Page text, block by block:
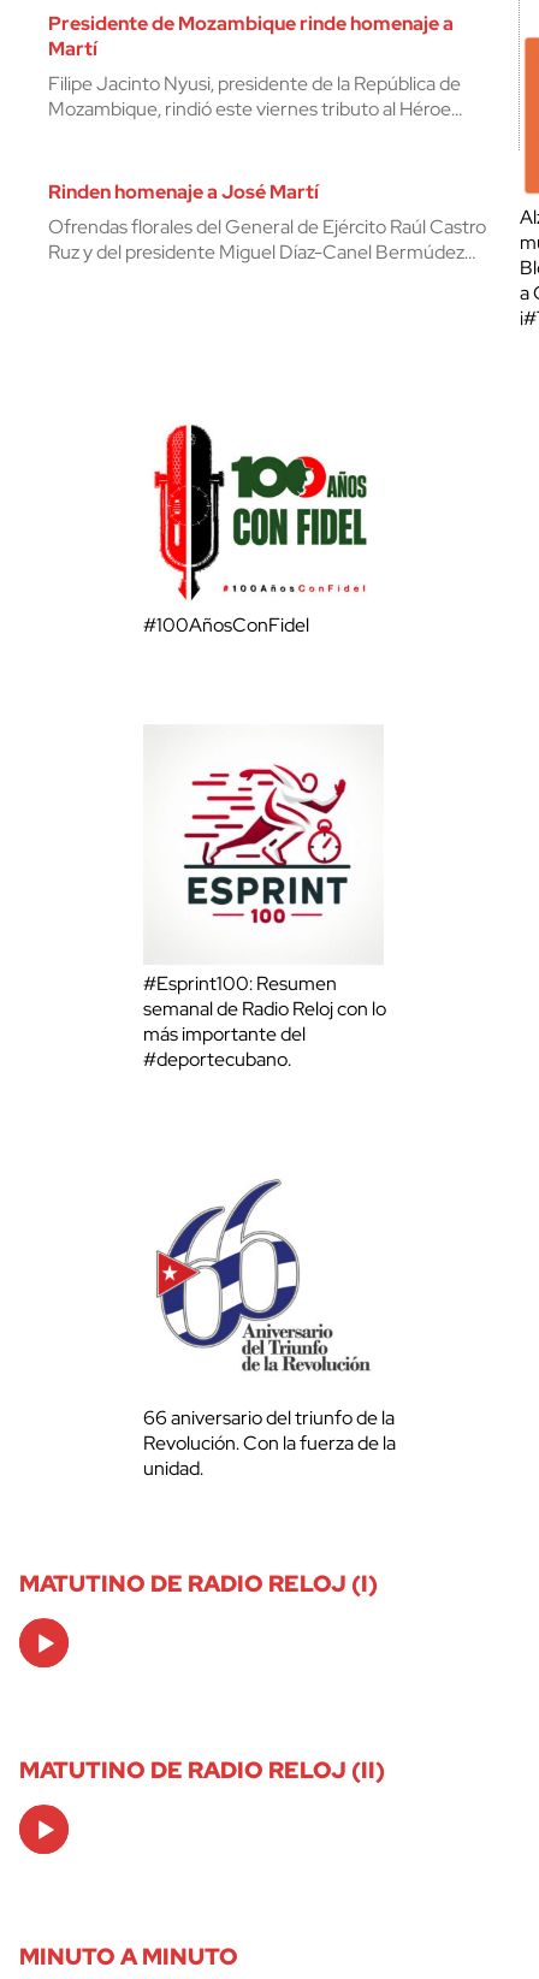
Presidente de Mozambique rinde homenaje a
Martí
Filipe Jacinto Nyusi, presidente de la República de
Mozambique, rindió este viernes tributo al Héroe…
Rinden homenaje a José Martí
Ofrendas florales del General de Ejército Raúl Castro
Ruz y del presidente Miguel Díaz-Canel Bermúdez…
a
#100AñosConFidel
#Esprint100: Resumen
semanal de Radio Reloj con lo
más importante del
#deportecubano.
66 aniversario del triunfo de la
Revolución. Con la fuerza de la
unidad.
MATUTINO DE RADIO RELOJ (I)
Audio
Player
MATUTINO DE RADIO RELOJ (II)
Audio
Player
MINUTO A MINUTO